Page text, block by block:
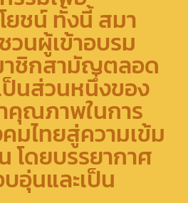
ยชน์ ทั้งนี้ สมา
นผู้เข้าอบรม
าชิกสามัญตลอด
นส่วนหนึ่งของ
คุณภาพในการ
มไทยสู่ความเข้ม
โดยบรรยากาศ
อุ่นและเป็น